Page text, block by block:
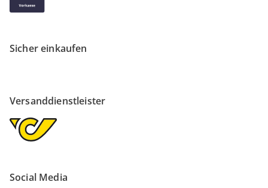
Sicher einkaufen
Versanddienstleister
Social Media